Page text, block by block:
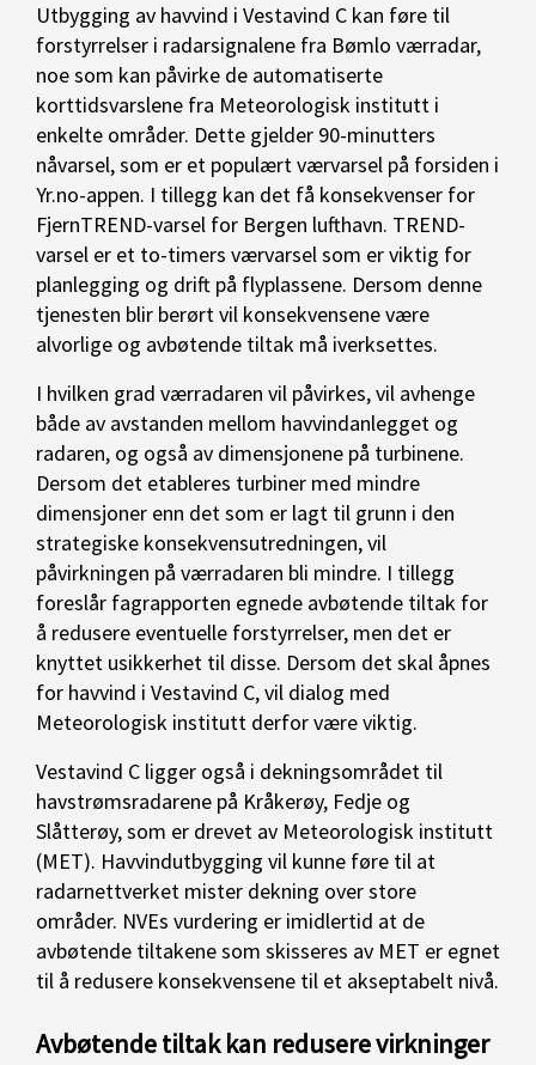
Utbygging av havvind i Vestavind C kan føre til
forstyrrelser i radarsignalene fra Bømlo værradar,
noe som kan påvirke de automatiserte
korttidsvarslene fra Meteorologisk institutt i
enkelte områder. Dette gjelder 90-minutters
nåvarsel, som er et populært værvarsel på forsiden i
Yr.no-appen. I tillegg kan det få konsekvenser for
FjernTREND-varsel for Bergen lufthavn. TREND-
varsel er et to-timers værvarsel som er viktig for
planlegging og drift på flyplassene. Dersom denne
tjenesten blir berørt vil konsekvensene være
alvorlige og avbøtende tiltak må iverksettes.
I hvilken grad værradaren vil påvirkes, vil avhenge
både av avstanden mellom havvindanlegget og
radaren, og også av dimensjonene på turbinene.
Dersom det etableres turbiner med mindre
dimensjoner enn det som er lagt til grunn i den
strategiske konsekvensutredningen, vil
påvirkningen på værradaren bli mindre. I tillegg
foreslår fagrapporten egnede avbøtende tiltak for
å redusere eventuelle forstyrrelser, men det er
knyttet usikkerhet til disse. Dersom det skal åpnes
for havvind i Vestavind C, vil dialog med
Meteorologisk institutt derfor være viktig.
Vestavind C ligger også i dekningsområdet til
havstrømsradarene på Kråkerøy, Fedje og
Slåtterøy, som er drevet av Meteorologisk institutt
(MET). Havvindutbygging vil kunne føre til at
radarnettverket mister dekning over store
områder. NVEs vurdering er imidlertid at de
avbøtende tiltakene som skisseres av MET er egnet
til å redusere konsekvensene til et akseptabelt nivå.
Avbøtende tiltak kan redusere virkninger